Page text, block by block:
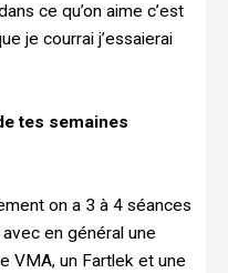
ce qu’on aime c’est
je courrai j’essaierai
tes semaines
on a 3 à 4 séances
en général une
VMA, un Fartlek et une